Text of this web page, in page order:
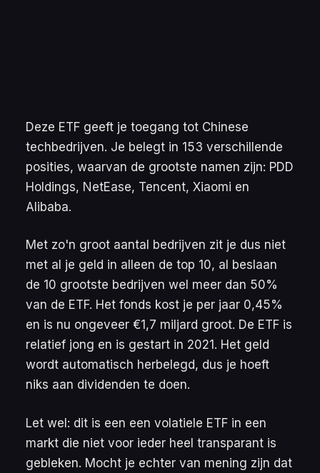
Deze ETF geeft je toegang tot Chinese
techbedrijven. Je belegt in 153 verschillende
posities, waarvan de grootste namen zijn: PDD
Holdings, NetEase, Tencent, Xiaomi en
Alibaba.
Met zo'n groot aantal bedrijven zit je dus niet
met al je geld in alleen de top 10, al beslaan
de 10 grootste bedrijven wel meer dan 50%
van de ETF. Het fonds kost je per jaar 0,45%
en is nu ongeveer €1,7 miljard groot. De ETF is
relatief jong en is gestart in 2021. Het geld
wordt automatisch herbelegd, dus je hoeft
niks aan dividenden te doen.
Let wel: dit is een een volatiele ETF in een
markt die niet voor ieder heel transparant is
gebleken. Mocht je echter van mening zijn dat